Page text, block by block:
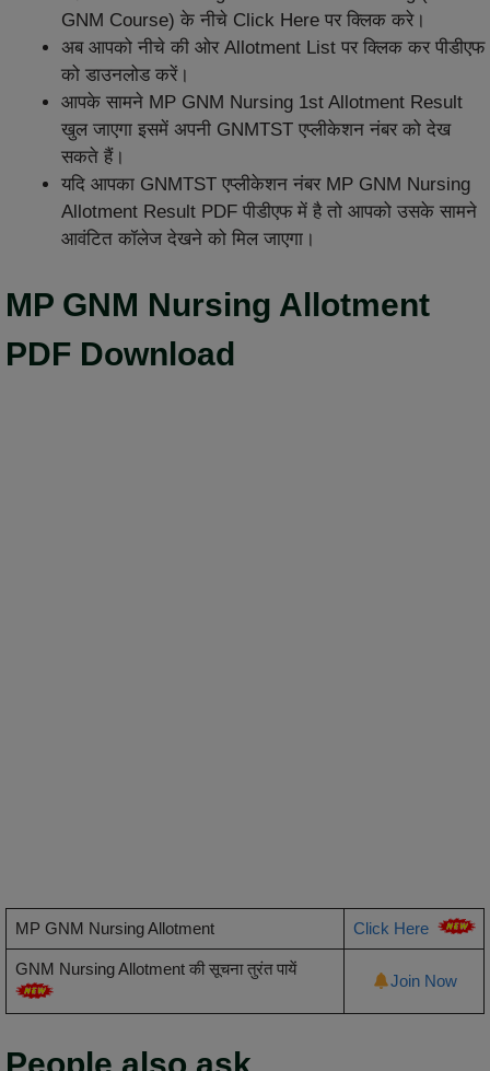
GNM Course) के नीचे Click Here पर क्लिक करे।
अब आपको नीचे की ओर Allotment List पर क्लिक कर पीडीएफ
को डाउनलोड करें।
आपके सामने MP GNM Nursing 1st Allotment Result
खुल जाएगा इसमें अपनी GNMTST एप्लीकेशन नंबर को देख
सकते हैं।
यदि आपका GNMTST एप्लीकेशन नंबर MP GNM Nursing
Allotment Result PDF पीडीएफ में है तो आपको उसके सामने
आवंटित कॉलेज देखने को मिल जाएगा।
MP GNM Nursing Allotment
PDF Download
MP GNM Nursing Allotment Click Here
GNM Nursing Allotment की सूचना तुरंत पायें
Join Now
People also ask